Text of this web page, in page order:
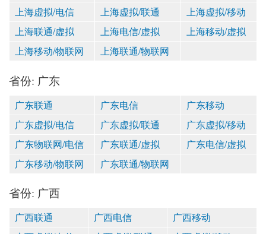
上海虚拟/电信
上海虚拟/联通
上海虚拟/移动
上海联通/虚拟
上海电信/虚拟
上海移动/虚拟
上海移动/物联网
上海联通/物联网
省份: 广东
广东联通 广东电信
广东移动
广东虚拟/电信
广东虚拟/联通
广东虚拟/移动
广东物联网/电信
广东联通/虚拟
广东电信/虚拟
广东移动/物联网
广东联通/物联网
省份: 广西
广西联通 广西电信
广西移动